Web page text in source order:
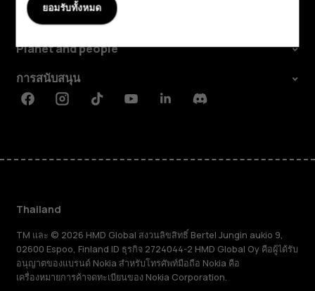
เกี่ยวกับ
Planet and people
การสนับสนุน
FacebookInstagramTiktokYoutubeLinkedinDiscord
Thailand
TM และ © 2026 HMD Global สงวนลิขสิทธิ์ Bertel Jungin aukio 9,
02600 Espoo, Finland ID ธุรกิจ 2724044-2 HMD Global Oy คือผู้ได้รับ
อนุญาตของแบรนด์ Nokia สำหรับโทรศัพท์มือถือ Nokia คือ
เครื่องหมายการค้าจดทะเบียนของ Nokia Corporation.
ยอมรับทั้งหมด